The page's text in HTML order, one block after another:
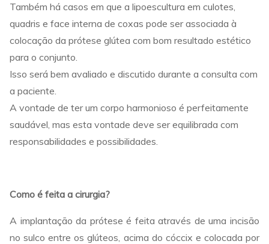
Também há casos em que a lipoescultura em culotes,
quadris e face interna de coxas pode ser associada à
colocação da prótese glútea com bom resultado estético
para o conjunto.
Isso será bem avaliado e discutido durante a consulta com
a paciente.
A vontade de ter um corpo harmonioso é perfeitamente
saudável, mas esta vontade deve ser equilibrada com
responsabilidades e possibilidades.
Como é feita a cirurgia?
A implantação da prótese é feita através de uma incisão
no sulco entre os glúteos, acima do cóccix e colocada por